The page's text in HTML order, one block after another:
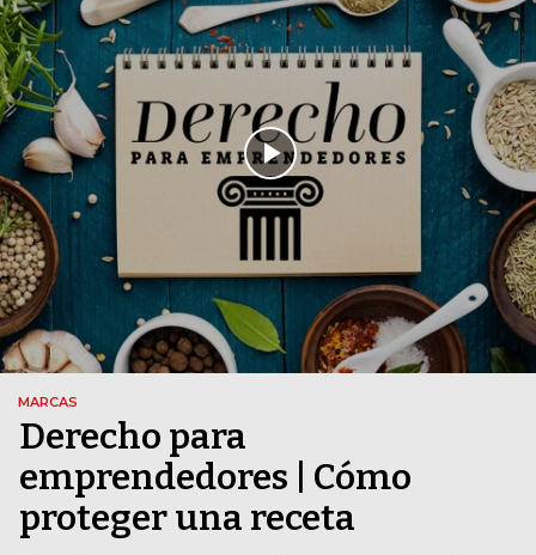
MARCAS
Derecho para
emprendedores | Cómo
proteger una receta